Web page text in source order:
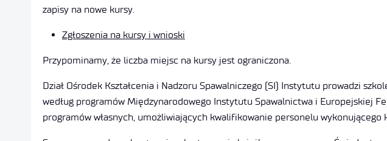
zapisy na nowe kursy.
Zgłoszenia na kursy i wnioski
Przypominamy, że liczba miejsc na kursy jest ograniczona.
Dział Ośrodek Kształcenia i Nadzoru Spawalniczego (SI) Instytutu prowadzi
według programów Międzynarodowego Instytutu Spawalnictwa i Europejskiej
programów własnych, umożliwiających kwalifikowanie personelu wykonującego